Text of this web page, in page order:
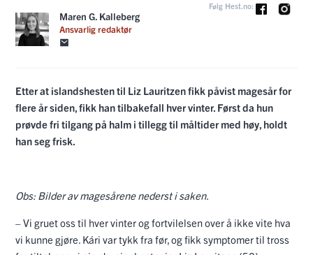
Maren G. Kalleberg
Ansvarlig redaktør
Følg Hest.no:
Etter at islandshesten til Liz Lauritzen fikk påvist magesår for
flere år siden, fikk han tilbakefall hver vinter. Først da hun
prøvde fri tilgang på halm i tillegg til måltider med høy, holdt
han seg frisk.
Obs: Bilder av magesårene nederst i saken.
– Vi gruet oss til hver vinter og fortvilelsen over å ikke vite hva
vi kunne gjøre. Kári var tykk fra før, og fikk symptomer til tross